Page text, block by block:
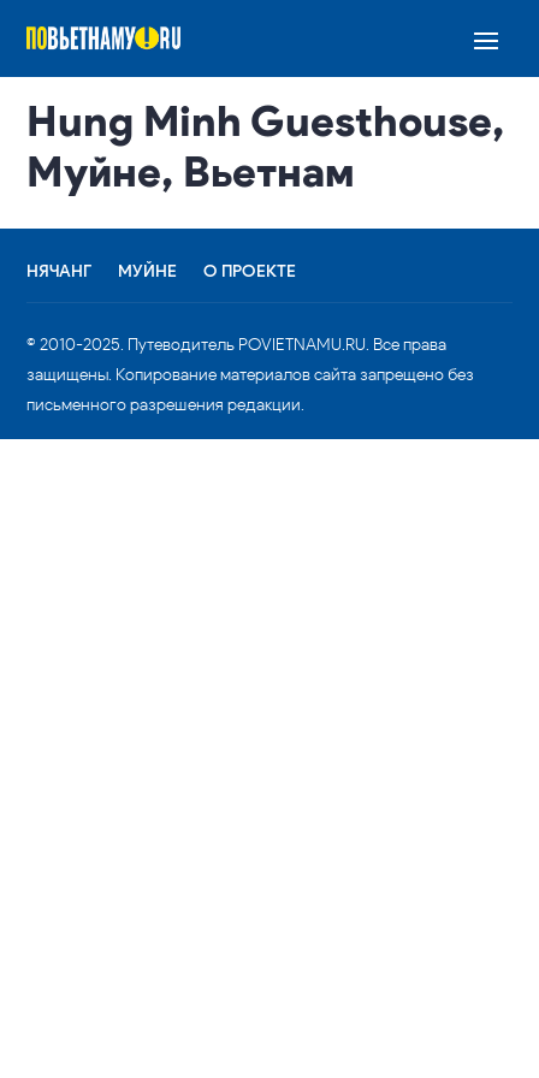
Hung Minh Guesthouse,
Муйне, Вьетнам
НЯЧАНГ МУЙНЕ О ПРОЕКТЕ
© 2010-2025. Путеводитель POVIETNAMU.RU. Все права
защищены. Копирование материалов сайта запрещено без
письменного разрешения редакции.